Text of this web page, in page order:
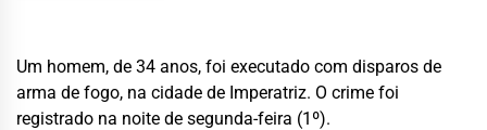
Um homem, de 34 anos, foi executado com disparos de
arma de fogo, na cidade de Imperatriz. O crime foi
registrado na noite de segunda-feira (1º).